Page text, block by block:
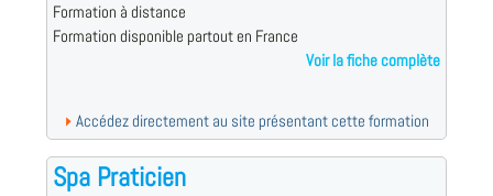
Formation à distance
Formation disponible partout en France
Voir la fiche complète
Accédez directement au site présentant cette formation
Spa Praticien